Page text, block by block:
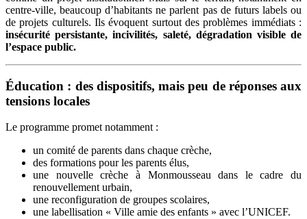
centre-ville, beaucoup d’habitants ne parlent pas de futurs labels ou
de projets culturels. Ils évoquent surtout des problèmes immédiats :
insécurité persistante, incivilités, saleté, dégradation visible de
l’espace public.
Éducation : des dispositifs, mais peu de réponses aux
tensions locales
Le programme promet notamment :
un comité de parents dans chaque crèche,
des formations pour les parents élus,
une nouvelle crèche à Monmousseau dans le cadre du
renouvellement urbain,
une reconfiguration de groupes scolaires,
une labellisation « Ville amie des enfants » avec l’UNICEF.